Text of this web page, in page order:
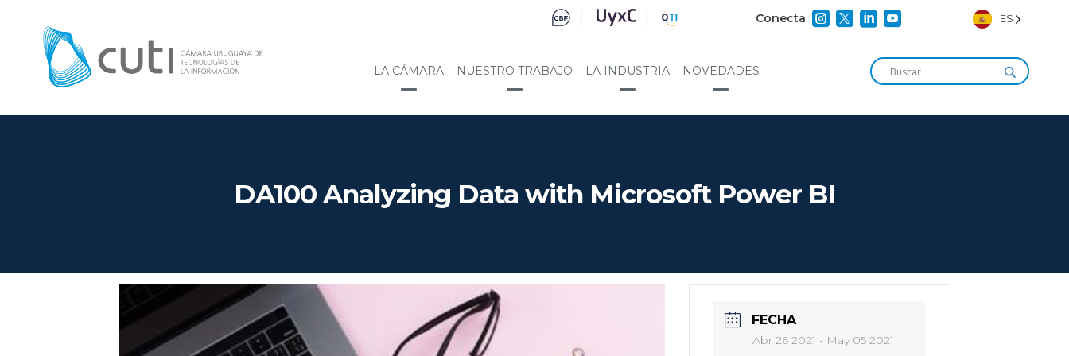
Conecta     ES
LA CÁMARA NUESTRO TRABAJO LA INDUSTRIA NOVEDADES
DA100 Analyzing Data with Microsoft Power BI
FECHA
Abr 26 2021 - May 05 2021